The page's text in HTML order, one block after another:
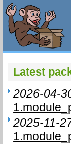
Latest
2026-04-
2025-11-